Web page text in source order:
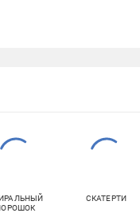
СКАТЕРТИ